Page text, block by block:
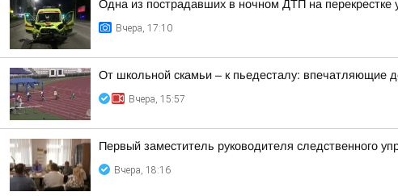
Одна из пострадавших в ночном ДТП на перекрестке
Вчера, 17:10
От школьной скамьи – к пьедесталу: впечатляющие
Вчера, 15:57
Первый заместитель руководителя следственного
Вчера, 18:16